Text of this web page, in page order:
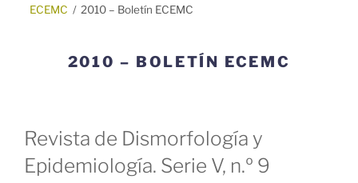
ECEMC / 2010 – Boletín ECEMC
2010 – BOLETÍN ECEMC
Revista de Dismorfología y
Epidemiología. Serie V, n.º 9